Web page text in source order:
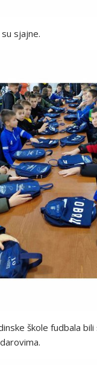
sjajne.
škole fudbala